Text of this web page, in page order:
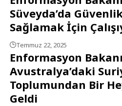
Süveyda’da
Sağlamak İçin
Temmuz 22, 2025
Enformasyon
Avustralya’daki
Toplumundan Bir
Geldi